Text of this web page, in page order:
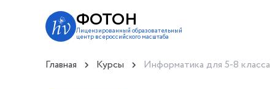
ФОТОН
Лицензированный образовательный
центр всероссийского масштаба
Главная Курсы Информатика для 5-8 класса